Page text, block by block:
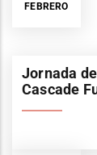
FEBRERO
Jornada
Cascade